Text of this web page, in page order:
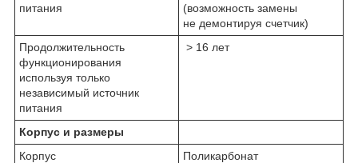
питания
(возможность замены
не демонтируя счетчик)
Продолжительность
функционирования
используя только
независимый источник
питания
> 16 лет
Корпус и размеры
Корпус
Поликарбонат